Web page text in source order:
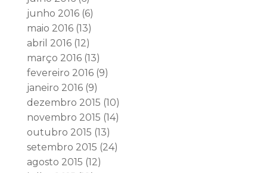
junho 2016(6)
maio 2016(13)
abril 2016(12)
março 2016(13)
fevereiro 2016(9)
janeiro 2016(9)
dezembro 2015 (10)
novembro 2015 (14)
outubro 2015 (13)
setembro 2015 (24)
agosto 2015 (12)